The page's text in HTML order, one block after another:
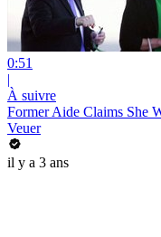
0:51
|
À suivre
Former Aide Claims She
Veuer
il y a 3 ans